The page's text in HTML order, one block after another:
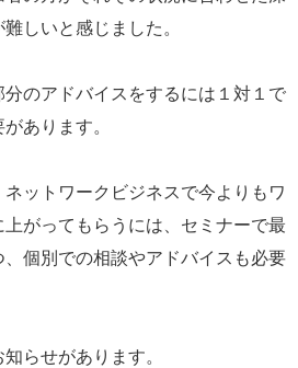
しいと感じました。
のアドバイスをするには１対１で
あります。
ットワークビジネスで今よりもワ
がってもらうには、セミナーで最
個別での相談やアドバイスも必要
らせがあります。